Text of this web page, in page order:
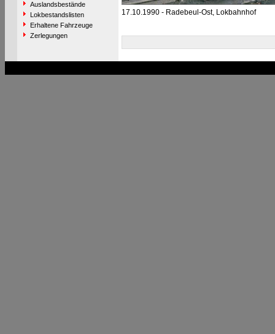
Auslandsbestände
Lokbestandslisten
Erhaltene Fahrzeuge
Zerlegungen
17.10.1990 - Radebeul-Ost, Lokbahnhof